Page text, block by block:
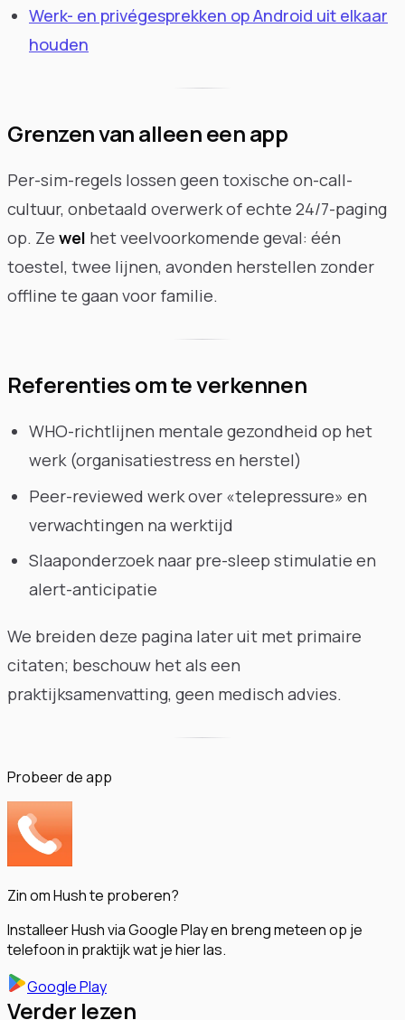
Werk- en privégesprekken op Android uit elkaar
houden
Grenzen van alleen een app
Per-sim-regels lossen geen toxische on-call-
cultuur, onbetaald overwerk of echte 24/7-paging
op. Ze wel het veelvoorkomende geval: één
toestel, twee lijnen, avonden herstellen zonder
offline te gaan voor familie.
Referenties om te verkennen
WHO-richtlijnen mentale gezondheid op het
werk (organisatiestress en herstel)
Peer-reviewed werk over «telepressure» en
verwachtingen na werktijd
Slaaponderzoek naar pre-sleep stimulatie en
alert-anticipatie
We breiden deze pagina later uit met primaire
citaten; beschouw het als een
praktijksamenvatting, geen medisch advies.
Probeer de app
Zin om Hush te proberen?
Installeer Hush via Google Play en breng meteen op je
telefoon in praktijk wat je hier las.
Google Play
Verder lezen